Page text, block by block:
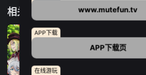
相关推荐 www.mutefun.tv
APP下载
APP下载页
在线游玩